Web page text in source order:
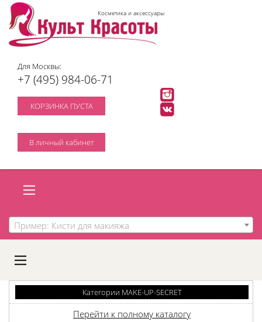
Косметика и аксессуары
Для Москвы:
+7 (495) 984-06-71
КОРЗИНКА ПУСТА
В личный кабинет
Пример: Кисти для макияжа
A
C
D
Категории MAKE-UP-SECRET
Перейти к полному каталогу